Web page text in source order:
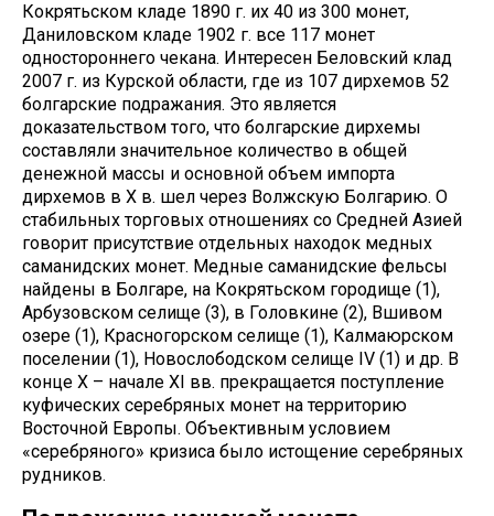
Кокрятьском кладе 1890 г. их 40 из 300 монет,
Даниловском кладе 1902 г. все 117 монет
одностороннего чекана. Интересен Беловский клад
2007 г. из Курской области, где из 107 дирхемов 52
болгарские подражания. Это является
доказательством того, что болгарские дирхемы
составляли значительное количество в общей
денежной массы и основной объем импорта
дирхемов в Х в. шел через Волжскую Болгарию. О
стабильных торговых отношениях со Средней Азией
говорит присутствие отдельных находок медных
саманидских монет. Медные саманидские фельсы
найдены в Болгаре, на Кокрятьском городище (1),
Арбузовском селище (3), в Головкине (2), Вшивом
озере (1), Красногорском селище (1), Калмаюрском
поселении (1), Новослободском селище IV (1) и др. В
конце X – начале XI вв. прекращается поступление
куфических серебряных монет на территорию
Восточной Европы. Объективным условием
«серебряного» кризиса было истощение серебряных
рудников.